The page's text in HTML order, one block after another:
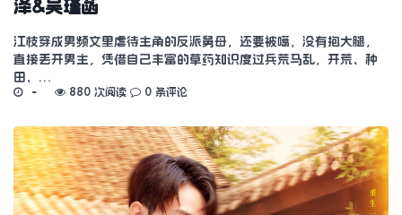
泽&吴瑾菡
江枝穿成男频文里虐待主角的反派舅母，还要被噶，没有抱大腿，
直接丢开男主，凭借自己丰富的草药知识度过兵荒马乱，开荒、种
田、…
880 次阅读 0 条评论